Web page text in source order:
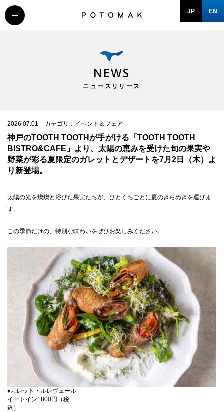
JP EN
COMPANY
DOMAIN
RECRUIT
NEWS
ニュースリリース
2026.07.01 カテゴリ：イベント＆フェア
神戸のTOOTH TOOTHが手がける「TOOTH TOOTH
BISTRO&CAFE」より、太陽の恵みを受けた旬の果実や
野菜が彩る夏限定のガレットとデザートを7月2日（木）よ
り新登場。
太陽の光を燦燦と浴びた果実たちが、ひとくちごとに夏のきらめきを運びま
す。
この季節だけの、特別な味わいをぜひお楽しみください。
♦ガレット・ルレヴェール
イートイン1800円（税
込）